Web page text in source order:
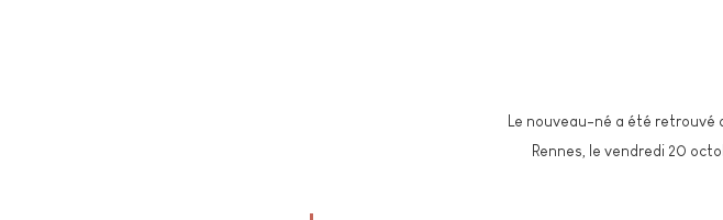
Le nouveau-né a été retrouvé
Rennes, le vendredi 20